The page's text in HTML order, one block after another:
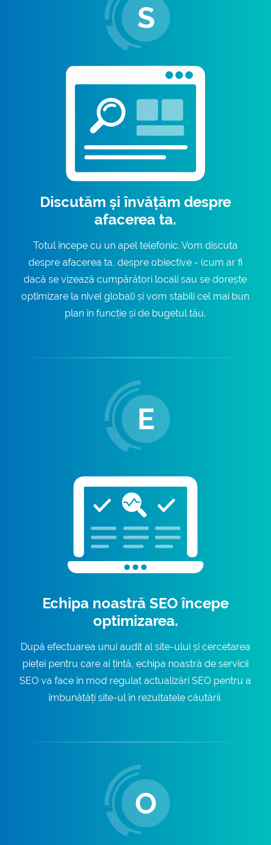
S
Discutăm și învățăm despre
afacerea ta.
Totul începe cu un apel telefonic. Vom discuta
despre afacerea ta, despre obiective - (cum ar fi
dacă se vizează cumpărători locali sau se dorește
optimizare la nivel global) și vom stabili cel mai bun
plan în funcție și de bugetul tău.
E
Echipa noastră SEO începe
optimizarea.
După efectuarea unui audit al site-ului și cercetarea
pieței pentru care ai țintă, echipa noastră de servicii
SEO va face în mod regulat actualizări SEO pentru a
îmbunătăți site-ul în rezultatele căutării.
O